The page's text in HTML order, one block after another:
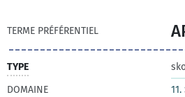
TERME PRÉFÉRENTIEL
TYPE
DOMAINE
11.